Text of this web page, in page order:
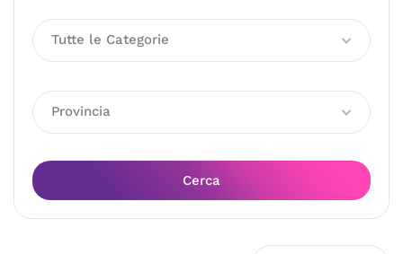
Tutte le Categorie
Provincia
Cerca